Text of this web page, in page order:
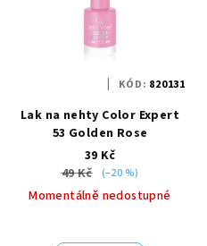
Lak na nehty Color Expert
53 Golden Rose
39 Kč
49 Kč
(–20 %)
Momentálně nedostupné
KÓD: 820131